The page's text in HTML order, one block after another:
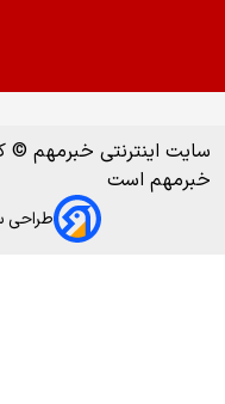
سایت اینترنتی خبرمهم ©
خبرمهم است
طراحی